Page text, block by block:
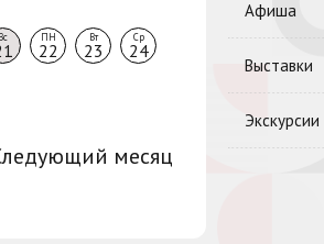
Вс ПН
22
Вт
23
Ср
24
месяц
Афиша
Выставки
Экскурсии